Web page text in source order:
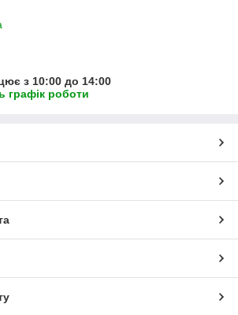
з 10:00 до 14:00
графік роботи